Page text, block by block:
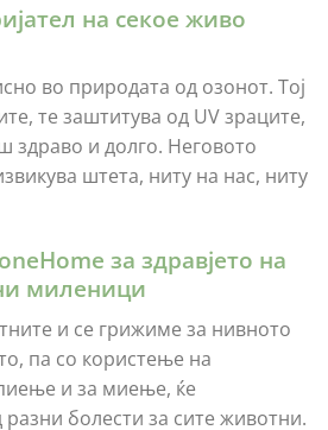
на секое живо
во природата од озонот. Тој
те заштитува од UV зраците,
здраво и долго. Неговото
штета, ниту на нас, ниту
за здравјето на
миленици
и се грижиме за нивното
па со користење на
и за миење, ќе
разни болести за сите животни.